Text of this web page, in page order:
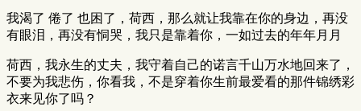
我渴了 倦了 也困了，荷西，那么就让我靠在你的身边，再没
有眼泪，再没有恫哭，我只是靠着你，一如过去的年年月月
荷西，我永生的丈夫，我守着自己的诺言千山万水地回来了，
不要为我悲伤，你看我，不是穿着你生前最爱看的那件锦绣彩
衣来见你了吗？